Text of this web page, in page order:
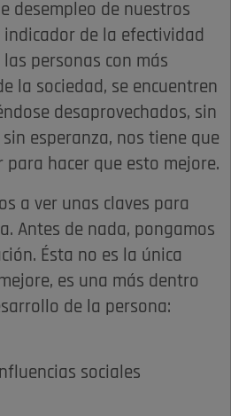
desempleo de nuestros
de la efectividad
personas con más
la sociedad, se encuentren
desaprovechados, sin
esperanza, nos tiene que
para hacer que esto mejore.
a ver unas claves para
Antes de nada, pongamos
Ésta no es la única
es una más dentro
de la persona:
sociales